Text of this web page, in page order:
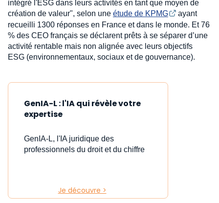
intégré l'ESG dans leurs activités en tant que moyen de
création de valeur", selon une étude de KPMG
ayant
recueilli 1300 réponses en France et dans le monde. Et 76
% des CEO français se déclarent prêts à se séparer d’une
activité rentable mais non alignée avec leurs objectifs
ESG (environnementaux, sociaux et de gouvernance).
GenIA-L : l'IA qui révèle votre
expertise
GenIA-L, l'IA juridique des
professionnels du droit et du chiffre
Je découvre >